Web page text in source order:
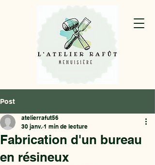
Post
Fabrication d'un bureau
en résineux
atelierrafut56
30 janv. 1 min de lecture